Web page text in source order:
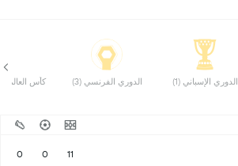
الدوري الإسباني (1) الدوري الفرنسي (3) كأس العالم
11
0
0